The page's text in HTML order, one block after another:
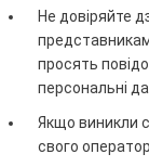
Не довіряйте
просять
персональні
Якщо виникли
свого